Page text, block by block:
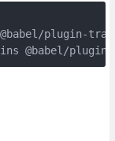
plugin-
@babel/plugin-